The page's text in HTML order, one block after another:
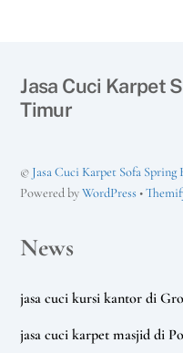
Jasa Cuci Karpet
Timur
© Jasa Cuci Karpet Sofa
Powered byWordPress •
News
jasa cuci kursi kantor di
jasa cuci karpet masjid di